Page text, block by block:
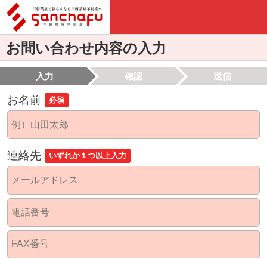
お問い合わせ内容の入力
入力 確認 送信
お名前 必須
連絡先 いずれか１つ以上入力